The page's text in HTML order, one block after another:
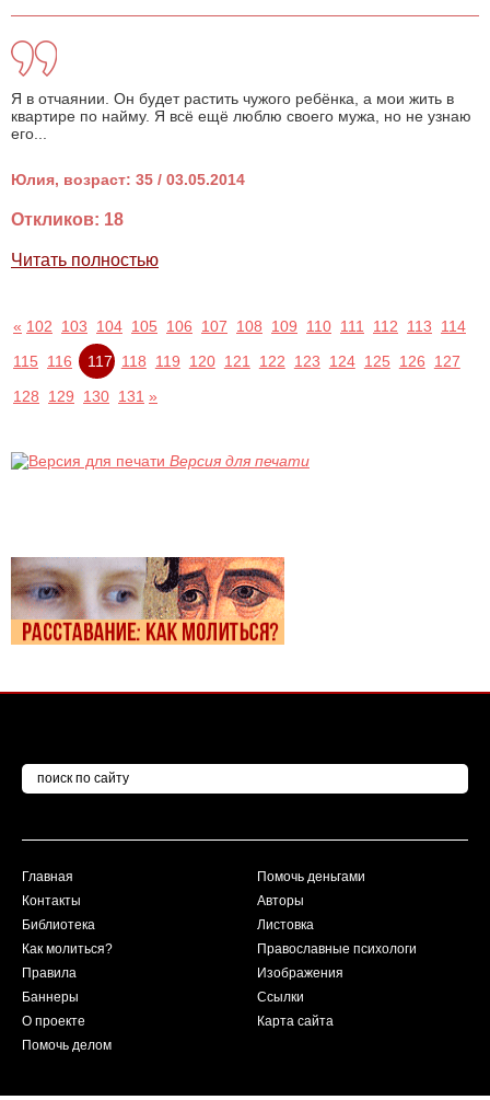
Я в отчаянии. Он будет растить чужого ребёнка, а мои жить в
квартире по найму. Я всё ещё люблю своего мужа, но не узнаю
его...
Юлия, возраст: 35 / 03.05.2014
Откликов: 18
Читать полностью
« 102 103 104 105 106 107 108 109 110 111 112 113
114
115
116 117 118 119 120 121 122 123 124 125 126
127
128
129 130 131 »
Версия для печати
Главная
Контакты
Библиотека
Как молиться?
Правила
Баннеры
О проекте
Помочь делом
Помочь деньгами
Авторы
Листовка
Православные психологи
Изображения
Ссылки
Карта сайта